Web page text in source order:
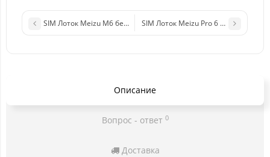
SIM Лоток Meizu M6 белый SIM Лоток Meizu Pro 6 черный
Описание
Вопрос - ответ 0
Доставка